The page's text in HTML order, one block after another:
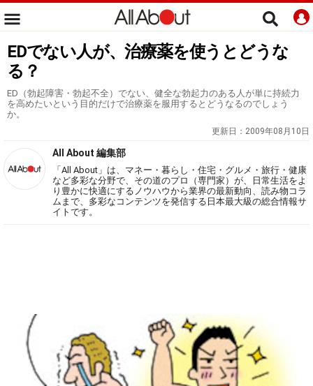
EDでない人が、治療薬を使うとどうな
る？
ED（勃起障害・勃起不全）でない、健全な勃起力のある人が単に持続力
を高めたいという目的だけで治療薬を服用するとどうなるのでしょう
か。
更新日： 2009年08月10日
All About 編集部
「All About」は、マネー・暮らし・住宅・グルメ・旅行・健康
など多彩な分野で、その道のプロ（専門家）が、日常生活をよ
り豊かに快適にするノウハウから業界の最新動向、読み物コラ
ムまで、多彩なコンテンツを発信する日本最大級の総合情報サ
イトです。